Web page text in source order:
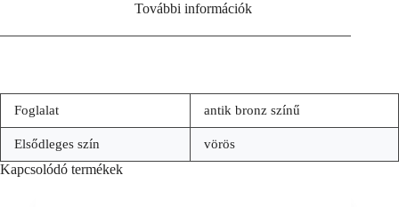
További információk
Foglalat antik bronz színű
Elsődleges szín vörös
Kapcsolódó termékek